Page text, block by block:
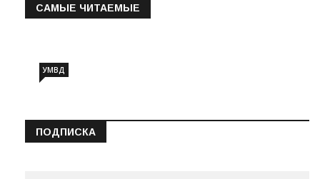
САМЫЕ ЧИТАЕМЫЕ
УМВД
ПОДПИСКА